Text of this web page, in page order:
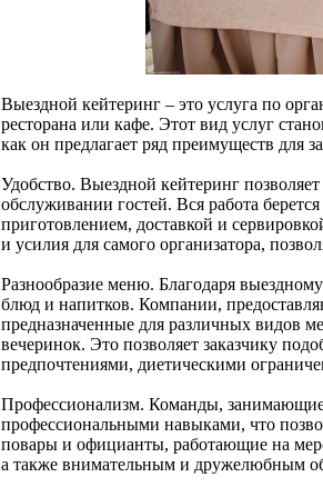
Выездной кейтеринг – это услуга по
ресторана или кафе. Этот вид услуг
как он предлагает ряд преимуществ для
Удобство. Выездной кейтеринг
обслуживании гостей. Вся работа
приготовлением, доставкой и
и усилия для самого организатора,
Разнообразие меню. Благодаря
блюд и напитков. Компании,
предназначенные для различных видов
вечеринок. Это позволяет заказчику
предпочтениями, диетическими
Профессионализм. Команды,
профессиональными навыками, что
повары и официанты, работающие на
а также внимательным и дружелюбным